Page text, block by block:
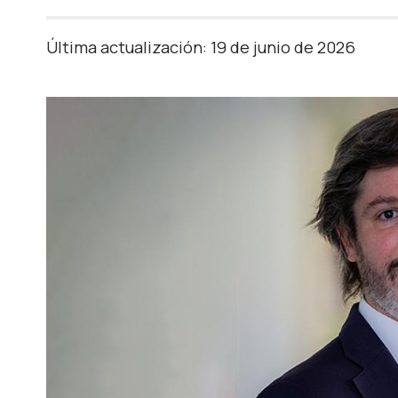
Última actualización: 19 de junio de 2026